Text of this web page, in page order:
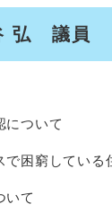
議員
について
で困窮している
いて